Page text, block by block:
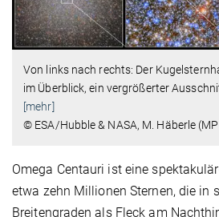
Von links nach rechts: Der
im Überblick, ein vergrößerter
[mehr]
© ESA/Hubble & NASA, M. Häberle
Omega Centauri ist eine
etwa zehn Millionen Sternen, die in
Breitengraden als Fleck am